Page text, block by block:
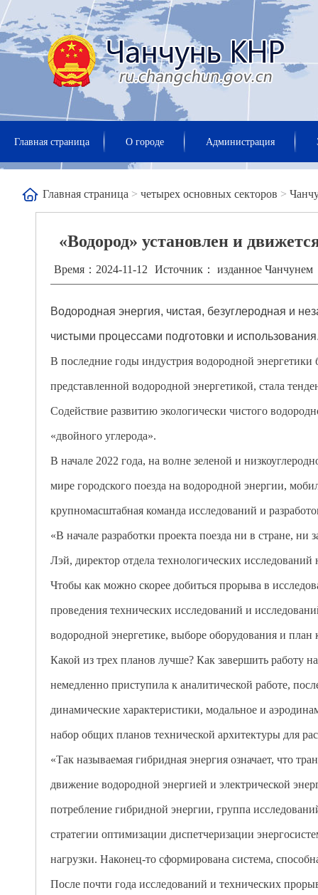
Главная страница О городе Администрация
Главная страница > четырех основных секторов >
«Водород» установлен и
Время：2024-11-12 Источник： изданное Чанчунем
Водородная энергия, чистая, безуглеродная и
чистыми процессами подготовки и
В последние годы индустрия водородной энергетики
представленной водородной энергетикой, стала
Содействие развитию экологически чистого
«двойного углерода».
В начале 2022 года, на волне зеленой и
мире городского поезда на водородной энергии,
крупномасштабная команда исследований и
«В начале разработки проекта поезда ни в стране,
Лэй, директор отдела технологических
Чтобы как можно скорее добиться прорыва в
проведения технических исследований и
водородной энергетике, выборе оборудования и план
Какой из трех планов лучше? Как завершить работу
немедленно приступила к аналитической работе,
динамические характеристики, модальное и
набор общих планов технической архитектуры для
«Так называемая гибридная энергия означает, что
движение водородной энергией и электрической
потребление гибридной энергии, группа
стратегии оптимизации диспетчеризации
нагрузки. Наконец-то сформирована система,
После почти года исследований и технических